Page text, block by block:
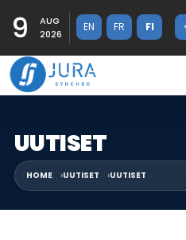
9
AUG
2026
EN FR FI
UUTISET
HOME UUTISET UUTISET